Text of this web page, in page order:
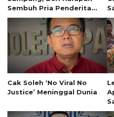
Sembuh Pria Penderita
Tumor 13 Tahun
Cak Soleh ‘No Viral No
Justice’ Meninggal Dunia